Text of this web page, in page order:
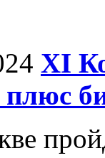
ХI